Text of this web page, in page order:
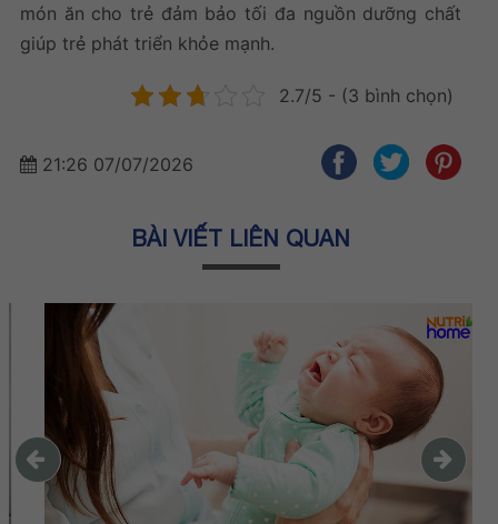
món ăn cho trẻ đảm bảo tối đa nguồn dưỡng chất
giúp trẻ phát triển khỏe mạnh.
2.7/5 - (3 bình chọn)
21:26 07/07/2026
BÀI VIẾT LIÊN QUAN